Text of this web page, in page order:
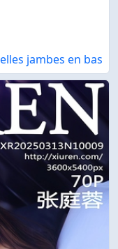
jambes en bas